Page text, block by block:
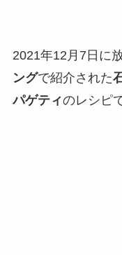
2021年12月7日に
ングで紹介された
パゲティのレシピ